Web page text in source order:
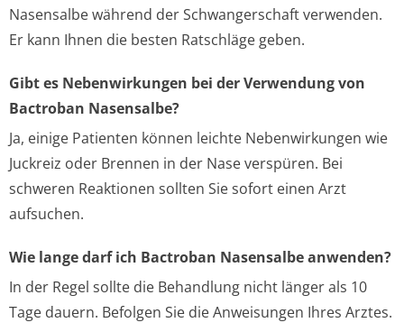
Nasensalbe während der Schwangerschaft verwenden.
Er kann Ihnen die besten Ratschläge geben.
Gibt es Nebenwirkungen bei der Verwendung von
Bactroban Nasensalbe?
Ja, einige Patienten können leichte Nebenwirkungen wie
Juckreiz oder Brennen in der Nase verspüren. Bei
schweren Reaktionen sollten Sie sofort einen Arzt
aufsuchen.
Wie lange darf ich Bactroban Nasensalbe anwenden?
In der Regel sollte die Behandlung nicht länger als 10
Tage dauern. Befolgen Sie die Anweisungen Ihres Arztes.